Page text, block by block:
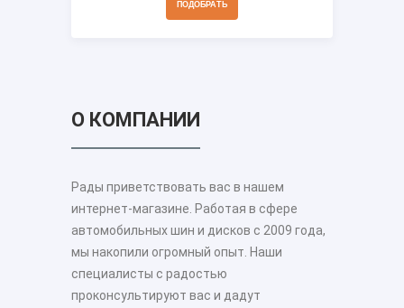
О КОМПАНИИ
Рады приветствовать вас в нашем
интернет-магазине. Работая в сфере
автомобильных шин и дисков с 2009 года,
мы накопили огромный опыт. Наши
специалисты с радостью
проконсультируют вас и дадут